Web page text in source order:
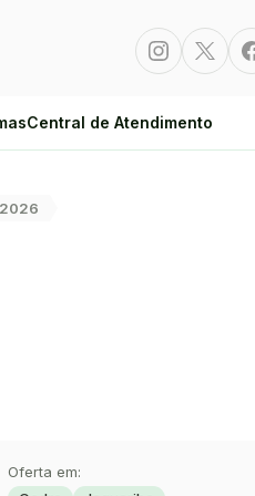
Instagram
Central de Atendimento
2026
Oferta em: